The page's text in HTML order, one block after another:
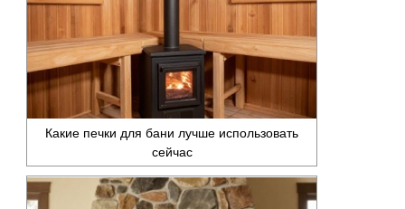
Какие печки для бани лучше использовать
сейчас